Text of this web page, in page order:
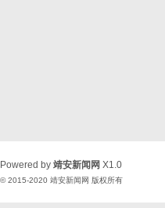
Powered by 靖安新闻网 X1.0
© 2015-2020 靖安新闻网 版权所有